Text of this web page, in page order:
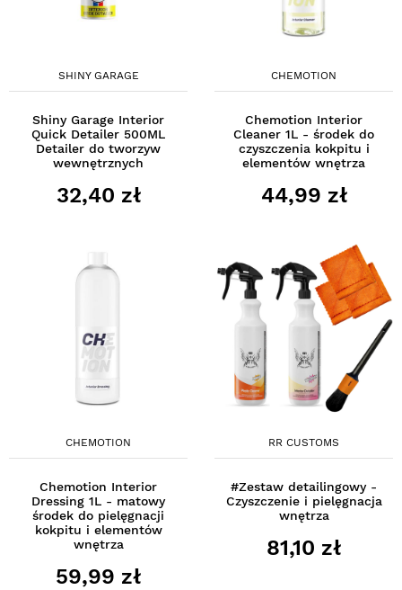
SHINY GARAGE
Shiny Garage Interior
Quick Detailer 500ML
Detailer do tworzyw
wewnętrznych
32,40 zł
CHEMOTION
Chemotion Interior
Cleaner 1L - środek do
czyszczenia kokpitu i
elementów wnętrza
44,99 zł
CHEMOTION
Chemotion Interior
Dressing 1L - matowy
środek do pielęgnacji
kokpitu i elementów
wnętrza
59,99 zł
RR CUSTOMS
#Zestaw detailingowy -
Czyszczenie i pielęgnacja
wnętrza
81,10 zł